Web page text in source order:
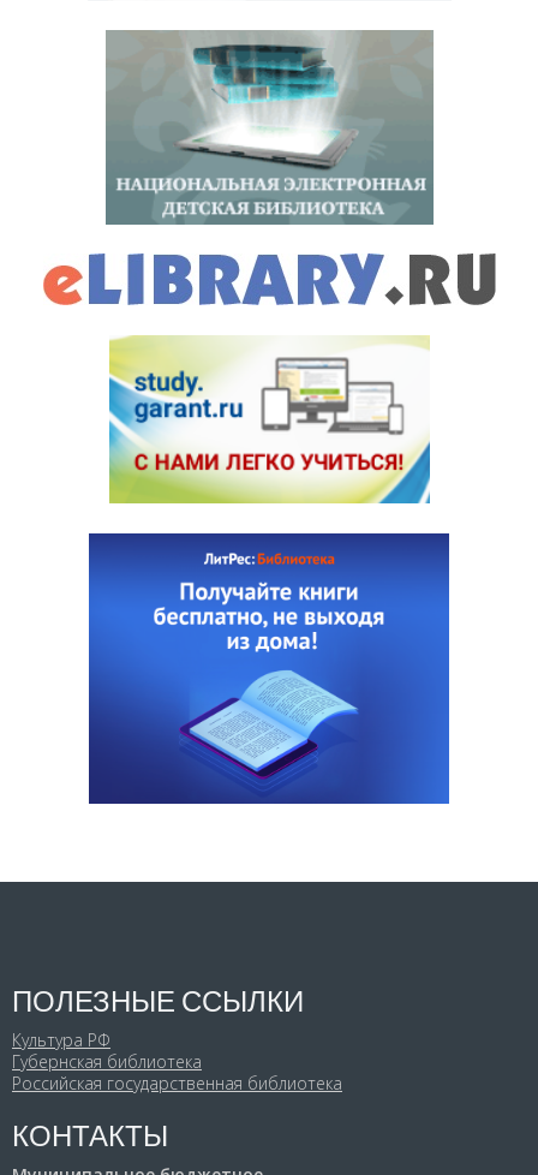
ПОЛЕЗНЫЕ ССЫЛКИ
Культура РФ
Губернская библиотека
Российская государственная библиотека
КОНТАКТЫ